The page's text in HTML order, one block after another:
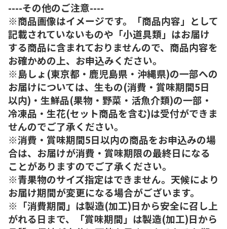
----その他のご注意----
※商品画像はイメージです。「商品内容」として
記載されていないものや「小道具類」はお届け
する商品に含まれておりませんので、商品内容を
お確かめの上、お申込みください。
※島しょ(東京都・鹿児島県・沖縄県)の一部への
お届けについては、生もの(消費・賞味期間5日
以内)・生鮮品(果物・野菜・活魚介類)の一部・
冷凍品・生花(セット商品を含む)は受付ができま
せんのでご了承ください。
※消費・賞味期間5日以内の商品をお申込みの場
合は、お届けが消費・賞味期限の最終日になる
ことがありますのでご了承ください。
※青果物のサイズ指定はできません。天候により
お届け期間が変更になる場合がございます。
※「消費期間」は製造(加工)日から安全に召し上
がれる日まで、「賞味期間」は製造(加工)日から